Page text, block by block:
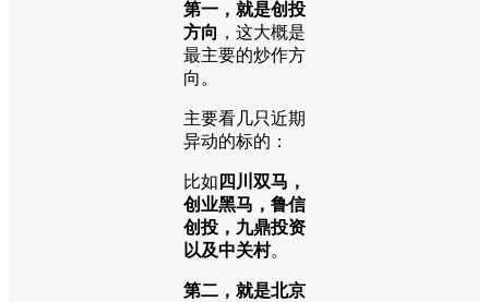
第一，就是创投
方向 ，这大概是
最主要的炒作方
向。
主要看几只近期
异动的标的：
比如 四川双马，
创业黑马，鲁信
创投，九鼎投资
以及中关村。
第二，就是北京